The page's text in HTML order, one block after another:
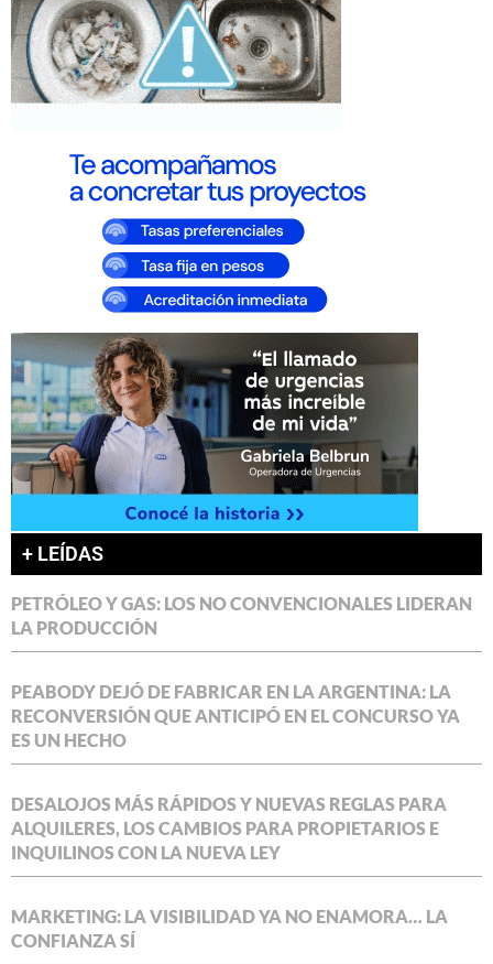
+ LEÍDAS
PETRÓLEO Y GAS: LOS NO CONVENCIONALES LIDERAN
LA PRODUCCIÓN
PEABODY DEJÓ DE FABRICAR EN LA ARGENTINA: LA
RECONVERSIÓN QUE ANTICIPÓ EN EL CONCURSO YA
ES UN HECHO
DESALOJOS MÁS RÁPIDOS Y NUEVAS REGLAS PARA
ALQUILERES, LOS CAMBIOS PARA PROPIETARIOS E
INQUILINOS CON LA NUEVA LEY
MARKETING: LA VISIBILIDAD YA NO ENAMORA… LA
CONFIANZA SÍ